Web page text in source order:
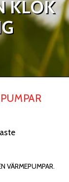
KLOK
VÄRMEPUMPAR.